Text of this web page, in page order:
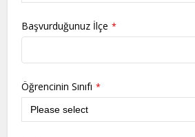
Başvurduğunuz İlçe *
Öğrencinin Sınıfı *